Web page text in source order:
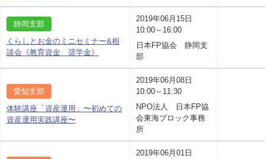
静岡支部
くらしとお金のミニセミナー&相
談会《教育資金 奨学金》
2019年06月15日
10:00～16:00
日本FP協会 静岡支
部
愛知支部
体験講座「資産運用」〜初めての
資産運用実践講座〜
2019年06月08日
10:00～11:30
NPO法人 日本FP協
会東海ブロック事務
所
2019年06月01日